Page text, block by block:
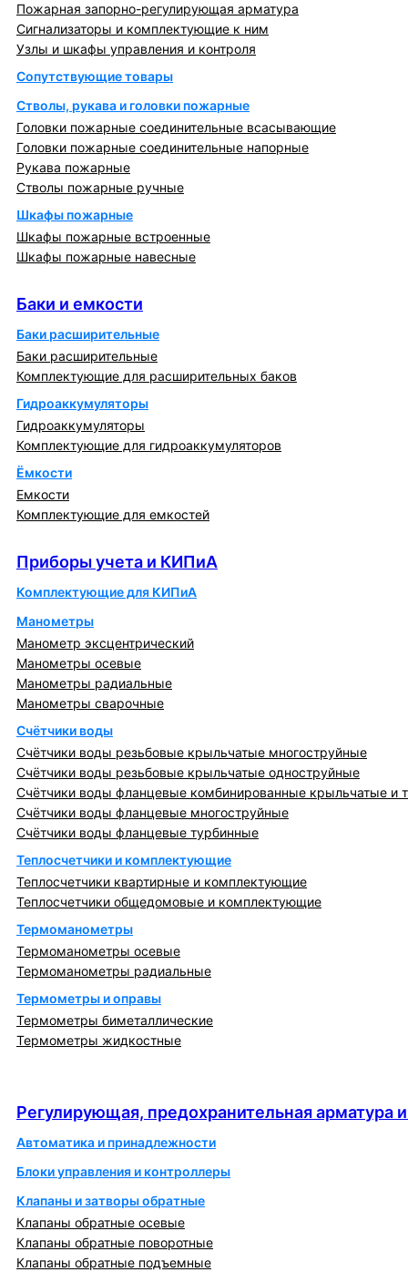
Пожарная запорно-регулирующая арматура
Сигнализаторы и комплектующие к ним
Узлы и шкафы управления и контроля
Сопутствующие товары
Стволы, рукава и головки пожарные
Головки пожарные соединительные всасывающие
Головки пожарные соединительные напорные
Рукава пожарные
Стволы пожарные ручные
Шкафы пожарные
Шкафы пожарные встроенные
Шкафы пожарные навесные
Баки и емкости
Баки расширительные
Баки расширительные
Комплектующие для расширительных баков
Гидроаккумуляторы
Гидроаккумуляторы
Комплектующие для гидроаккумуляторов
Ёмкости
Емкости
Комплектующие для емкостей
Приборы учета и КИПиА
Комплектующие для КИПиА
Манометры
Манометр эксцентрический
Манометры осевые
Манометры радиальные
Манометры сварочные
Счётчики воды
Счётчики воды резьбовые крыльчатые многоструйные
Счётчики воды резьбовые крыльчатые одноструйные
Счётчики воды фланцевые комбинированные крыльчатые и
Счётчики воды фланцевые многоструйные
Счётчики воды фланцевые турбинные
Теплосчетчики и комплектующие
Теплосчетчики квартирные и комплектующие
Теплосчетчики общедомовые и комплектующие
Термоманометры
Термоманометры осевые
Термоманометры радиальные
Термометры и оправы
Термометры биметаллические
Термометры жидкостные
Регулирующая, предохранительная арматура
Автоматика и принадлежности
Блоки управления и контроллеры
Клапаны и затворы обратные
Клапаны обратные осевые
Клапаны обратные поворотные
Клапаны обратные подъемные